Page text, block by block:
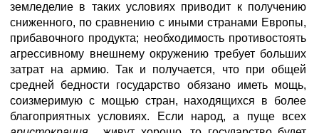
земледелие в таких условиях приводит к получению
сниженного, по сравнению с иными странами Европы,
прибавочного продукта; необходимость противостоять
агрессивному внешнему окружению требует больших
затрат на армию. Так и получается, что при общей
средней бедности государство обязано иметь мощь,
соизмеримую с мощью стран, находящихся в более
благоприятных условиях. Если народ, а пуще всех